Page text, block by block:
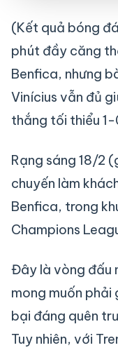
(Kết quả bóng
phút đầy căng
Benfica, nhưng
Vinícius vẫn đủ
thắng tối thiểu 1-
Rạng sáng 18/2
chuyến làm
Benfica, trong
Champions
Đây là vòng đấu
mong muốn
bại đáng quên
Tuy nhiên, với